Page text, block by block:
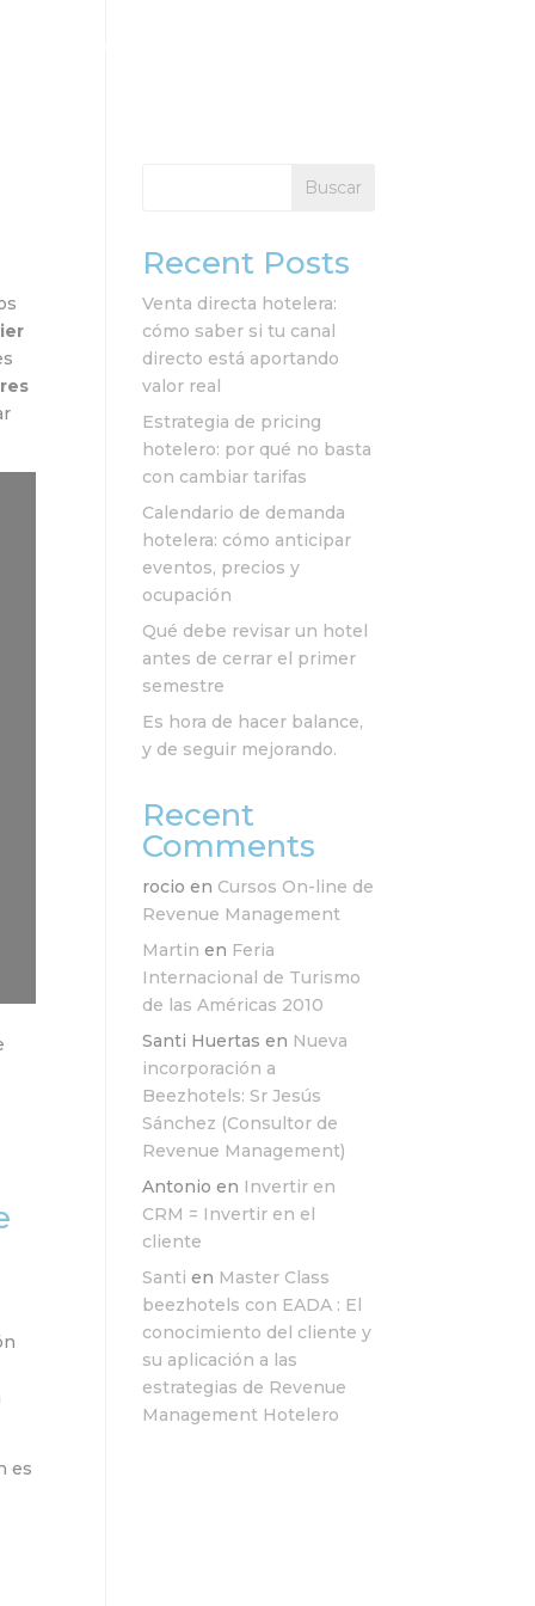
es
Buscar
Recent Posts
Venta directa hotelera:
cómo saber si tu canal
directo está aportando
valor real
Estrategia de pricing
hotelero: por qué no basta
con cambiar tarifas
Calendario de demanda
hotelera: cómo anticipar
eventos, precios y
ocupación
Qué debe revisar un hotel
antes de cerrar el primer
semestre
Es hora de hacer balance,
y de seguir mejorando.
Recent
Comments
rocio en Cursos On-line de
Revenue Management
Martin en Feria
Internacional de Turismo
de las Américas 2010
Santi Huertas en Nueva
incorporación a
Beezhotels: Sr Jesús
Sánchez (Consultor de
Revenue Management)
Antonio en Invertir en
CRM = Invertir en el
cliente
Santi en Master Class
beezhotels con EADA : El
conocimiento del cliente y
su aplicación a las
estrategias de Revenue
Management Hotelero